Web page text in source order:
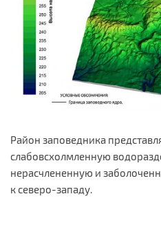
Район заповедника
слабовсхолмленную
нерасчлененную и
к северо-западу.